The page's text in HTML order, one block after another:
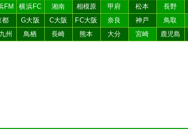
FM 横浜FC 湘南 相模原 甲府 松本 長野
都 G大阪 C大阪 FC大阪 奈良 神戸 鳥取
州 鳥栖 長崎 熊本 大分 宮崎 鹿児島